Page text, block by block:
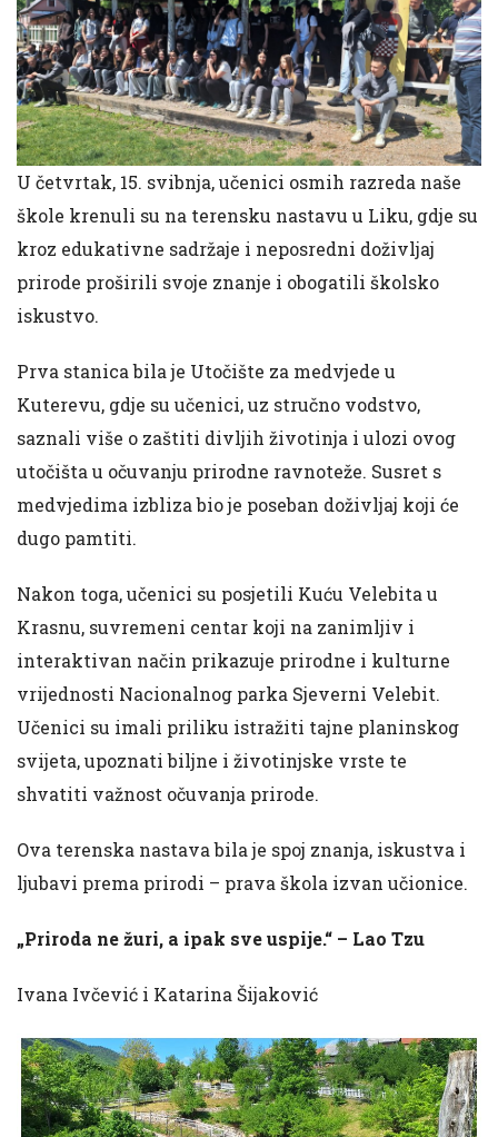
U četvrtak, 15. svibnja, učenici osmih razreda naše
škole krenuli su na terensku nastavu u Liku, gdje su
kroz edukativne sadržaje i neposredni doživljaj
prirode proširili svoje znanje i obogatili školsko
iskustvo.
Prva stanica bila je Utočište za medvjede u
Kuterevu, gdje su učenici, uz stručno vodstvo,
saznali više o zaštiti divljih životinja i ulozi ovog
utočišta u očuvanju prirodne ravnoteže. Susret s
medvjedima izbliza bio je poseban doživljaj koji će
dugo pamtiti.
Nakon toga, učenici su posjetili Kuću Velebita u
Krasnu, suvremeni centar koji na zanimljiv i
interaktivan način prikazuje prirodne i kulturne
vrijednosti Nacionalnog parka Sjeverni Velebit.
Učenici su imali priliku istražiti tajne planinskog
svijeta, upoznati biljne i životinjske vrste te
shvatiti važnost očuvanja prirode.
Ova terenska nastava bila je spoj znanja, iskustva i
ljubavi prema prirodi – prava škola izvan učionice.
„Priroda ne žuri, a ipak sve uspije.“ – Lao Tzu
Ivana Ivčević i Katarina Šijaković